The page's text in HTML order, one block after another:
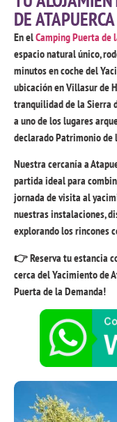
DE ATAPUERCA
En elCamping Puerta de
espacio natural único,
minutos en coche del
ubicación en Villasur de
tranquilidad de la Sierra
a uno de los lugares
declarado Patrimonio de
Nuestra cercanía a
partida ideal para
jornada de visita al
nuestras instalaciones,
explorando los rincones
👉 Reserva tu estancia
cerca del Yacimiento de
Puerta de la Demanda!